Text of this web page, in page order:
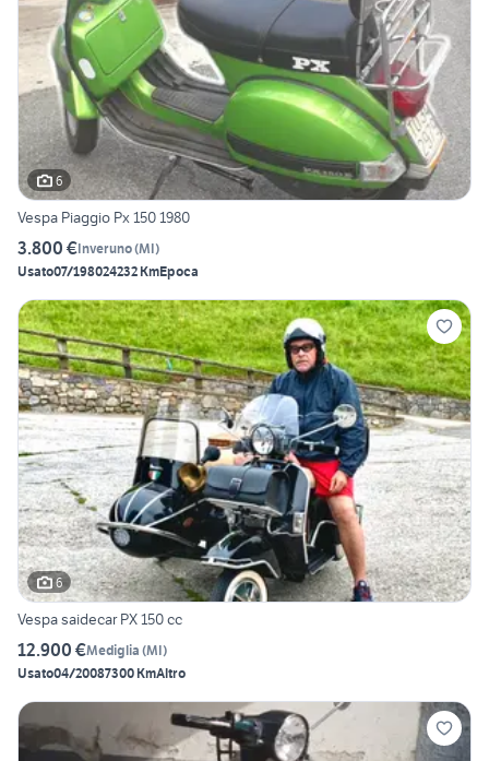
6
Vespa Piaggio Px 150 1980
3.800 €Inveruno(MI)
Usato07/198024232 KmEpoca
6
Vespa saidecar PX 150 cc
12.900 €Mediglia (MI)
Usato04/20087300 KmAltro